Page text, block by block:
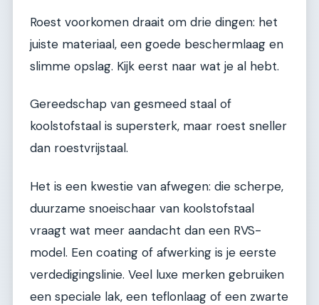
Roest voorkomen draait om drie dingen: het
juiste materiaal, een goede beschermlaag en
slimme opslag. Kijk eerst naar wat je al hebt.
Gereedschap van gesmeed staal of
koolstofstaal is supersterk, maar roest sneller
dan roestvrijstaal.
Het is een kwestie van afwegen: die scherpe,
duurzame snoeischaar van koolstofstaal
vraagt wat meer aandacht dan een RVS-
model. Een coating of afwerking is je eerste
verdedigingslinie. Veel luxe merken gebruiken
een speciale lak, een teflonlaag of een zwarte